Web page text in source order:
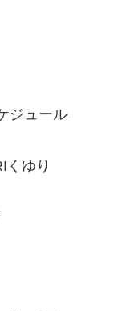
ジュール
くゆり